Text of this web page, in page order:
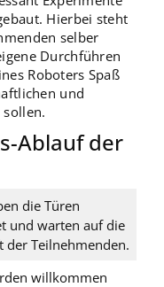
Hierbei steht
selber
Durchführen
Roboters Spaß
und
Ablauf der
die Türen
und warten auf die
der Teilnehmenden.
willkommen